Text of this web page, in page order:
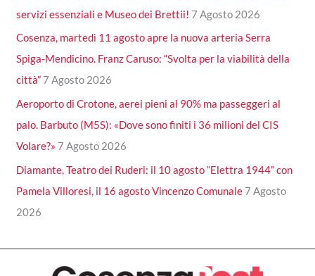
servizi essenziali e Museo dei Brettii! 7 Agosto 2026
Cosenza, martedì 11 agosto apre la nuova arteria Serra
Spiga-Mendicino. Franz Caruso: “Svolta per la viabilità della
città” 7 Agosto 2026
Aeroporto di Crotone, aerei pieni al 90% ma passeggeri al
palo. Barbuto (M5S): «Dove sono finiti i 36 milioni del CIS
Volare?» 7 Agosto 2026
Diamante, Teatro dei Ruderi: il 10 agosto “Elettra 1944” con
Pamela Villoresi, il 16 agosto Vincenzo Comunale 7 Agosto
2026